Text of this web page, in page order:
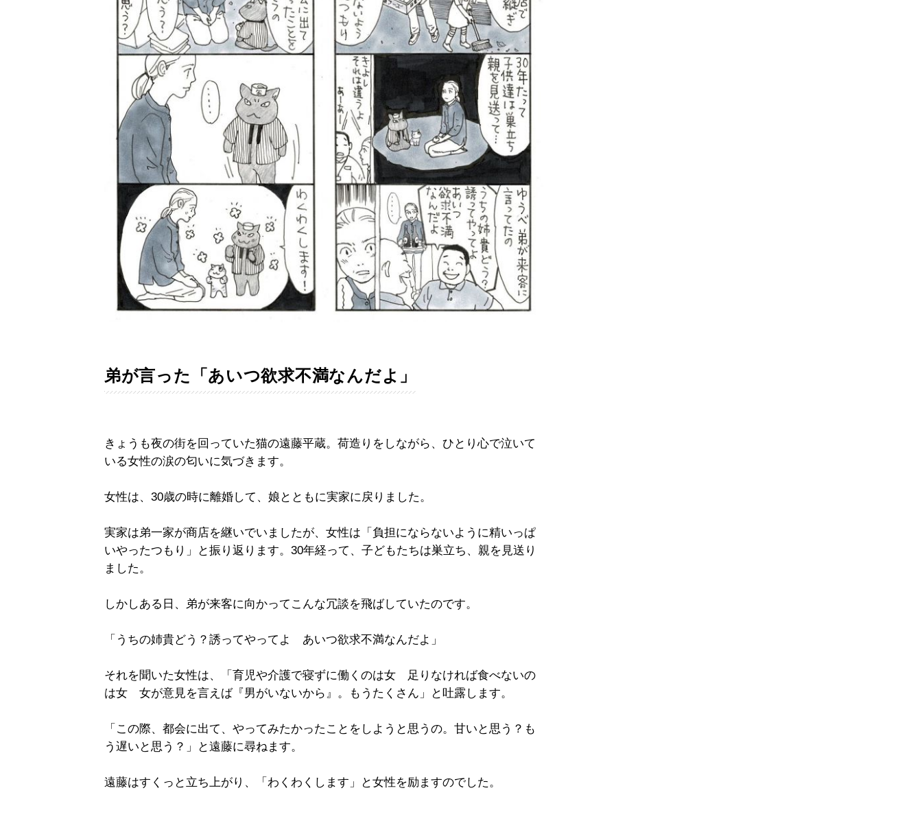
弟が言った「あいつ欲求不満なんだよ」
きょうも夜の街を回っていた猫の遠藤平蔵。荷造りをしながら、ひとり心で泣いて
いる女性の涙の匂いに気づきます。
女性は、30歳の時に離婚して、娘とともに実家に戻りました。
実家は弟一家が商店を継いでいましたが、女性は「負担にならないように精いっぱ
いやったつもり」と振り返ります。30年経って、子どもたちは巣立ち、親を見送り
ました。
しかしある日、弟が来客に向かってこんな冗談を飛ばしていたのです。
「うちの姉貴どう？誘ってやってよ あいつ欲求不満なんだよ」
それを聞いた女性は、「育児や介護で寝ずに働くのは女 足りなければ食べないの
は女 女が意見を言えば『男がいないから』。もうたくさん」と吐露します。
「この際、都会に出て、やってみたかったことをしようと思うの。甘いと思う？も
う遅いと思う？」と遠藤に尋ねます。
遠藤はすくっと立ち上がり、「わくわくします」と女性を励ますのでした。